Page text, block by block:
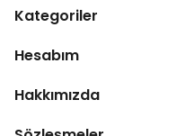
Kategoriler
Hesabım
Hakkımızda